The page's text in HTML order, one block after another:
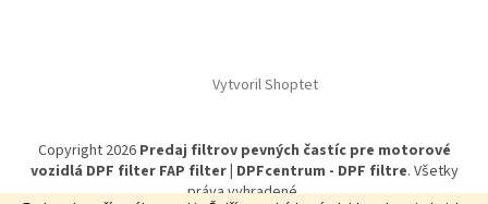
Vytvoril Shoptet
Copyright 2026 Predaj filtrov pevných častíc pre motorové
vozidlá DPF filter FAP filter | DPFcentrum - DPF filtre. Všetky
práva vyhradené.